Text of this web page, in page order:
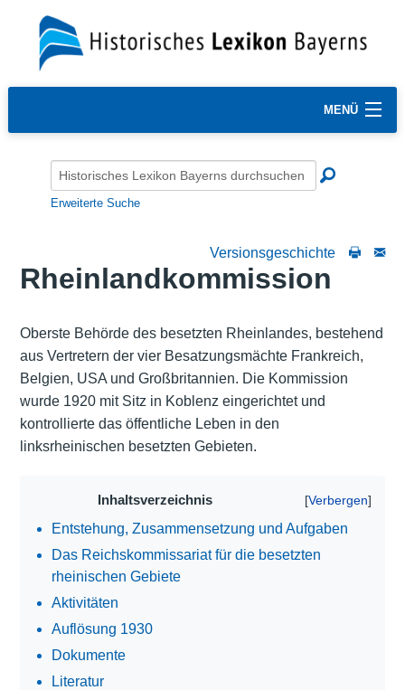
MENÜ
Erweiterte Suche
Versionsgeschichte
Rheinlandkommission
Oberste Behörde des besetzten Rheinlandes, bestehend
aus Vertretern der vier Besatzungsmächte Frankreich,
Belgien, USA und Großbritannien. Die Kommission
wurde 1920 mit Sitz in Koblenz eingerichtet und
kontrollierte das öffentliche Leben in den
linksrheinischen besetzten Gebieten.
Inhaltsverzeichnis
Entstehung, Zusammensetzung und Aufgaben
Das Reichskommissariat für die besetzten
rheinischen Gebiete
Aktivitäten
Auflösung 1930
Dokumente
Literatur